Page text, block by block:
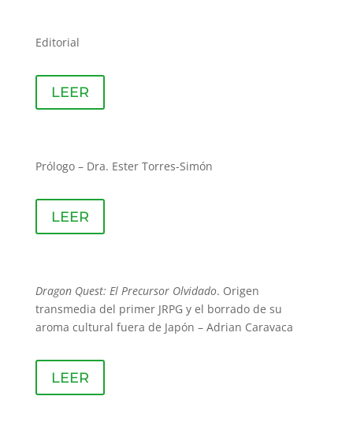
Editorial
LEER
Prólogo – Dra. Ester Torres-Simón
LEER
Dragon Quest: El Precursor Olvidado. Origen
transmedia del primer JRPG y el borrado de su
aroma cultural fuera de Japón – Adrian Caravaca
LEER